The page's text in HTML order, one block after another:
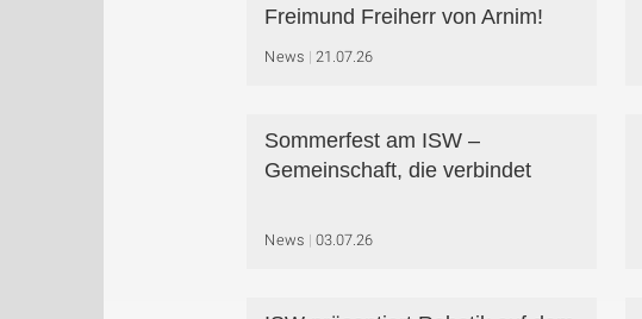
Freimund Freiherr von Arnim!
News 21.07.26
Sommerfest am ISW –
Gemeinschaft, die verbindet
News 03.07.26